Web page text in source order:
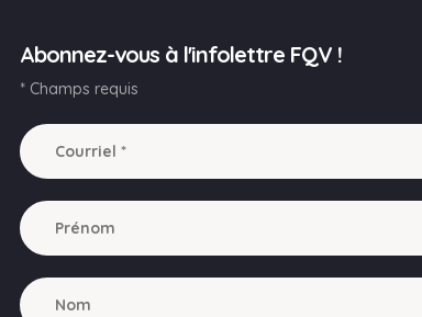
Abonnez-vous à l'infolettre FQV !
* Champs requis